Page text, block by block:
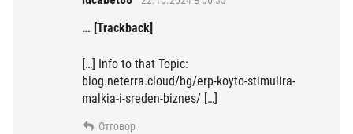
… [Trackback]
[…] Info to that Topic:
blog.neterra.cloud/bg/erp-koyto-stimulira-
malkia-i-sreden-biznes/ […]
Отговор